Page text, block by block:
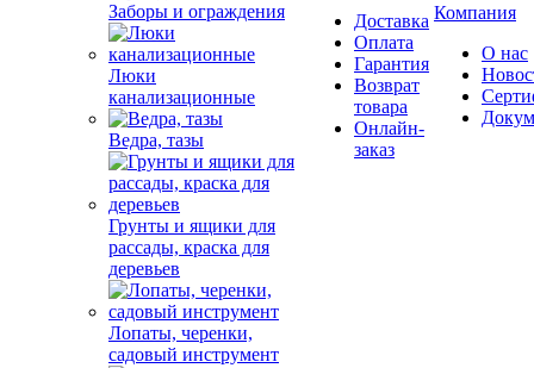
Заборы и ограждения
Люки
канализационные
Ведра, тазы
Грунты и ящики для
рассады, краска для
деревьев
Лопаты, черенки,
садовый инструмент
Доставка
Оплата
Гарантия
Возврат
товара
Онлайн-
заказ
Компания
О нас